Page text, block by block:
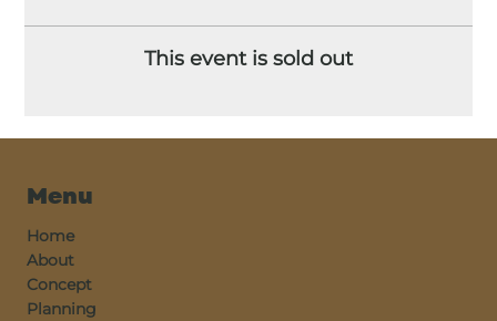
This event is sold out
Menu
Home
About
Concept
Planning